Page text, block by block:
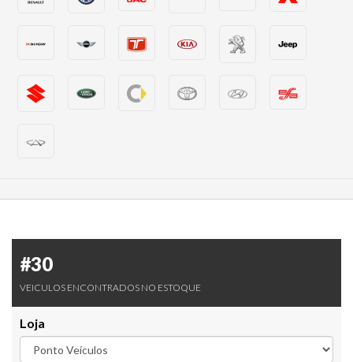
#30
VEICULOS ENCONTRADOS NO ESTOQUE
Loja